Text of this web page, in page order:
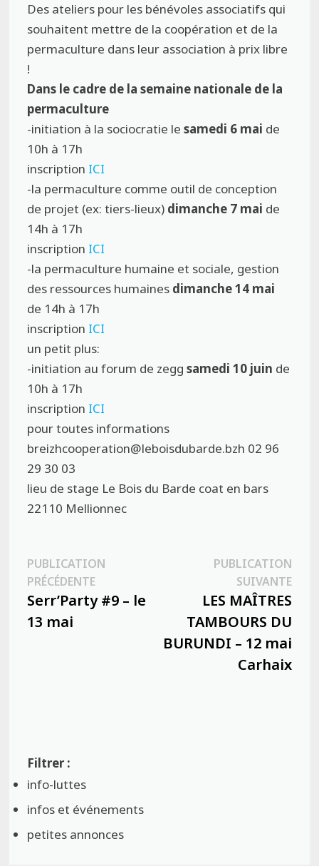
Des ateliers pour les bénévoles associatifs qui
souhaitent mettre de la coopération et de la
permaculture dans leur association à prix libre
!
Dans le cadre de la semaine nationale de la
permaculture
-initiation à la sociocratie lesamedi 6 mai de
10h à 17h
inscription ICI
-la permaculture comme outil de conception
de projet (ex: tiers-lieux) dimanche 7 mai de
14h à 17h
inscription ICI
-la permaculture humaine et sociale, gestion
des ressources humaines dimanche 14 mai
de 14h à 17h
inscription ICI
un petit plus:
-initiation au forum de zeggsamedi 10 juin de
10h à 17h
inscription ICI
pour toutes informations
breizhcooperation@leboisdubarde.bzh 02 96
29 30 03
lieu de stage Le Bois du Barde coat en bars
22110 Mellionnec
Navigation
de
l’article
PUBLICATION
PRÉCÉDENTEPublication
précédente :
Serr’Party #9 – le
13 mai
PUBLICATION
SUIVANTE
LES MAÎTRES
TAMBOURS DU
BURUNDI – 12 mai
Carhaix
info-luttes
infos et événements
petites annonces